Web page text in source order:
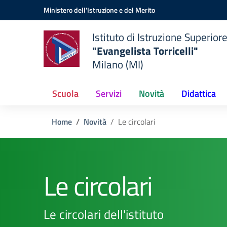
Vai ai contenuti
Vai al menu di navigazioneMinistero dell'Istruzione e del Merito
Istituto di Istruzione Superiore
"Evangelista Torricelli"
Milano (MI)
Scuola Servizi Novità Didattica
Home Novità Le circolari
Le circolari
Le circolari dell'istituto